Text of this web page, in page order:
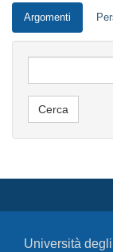
Argomenti
Università